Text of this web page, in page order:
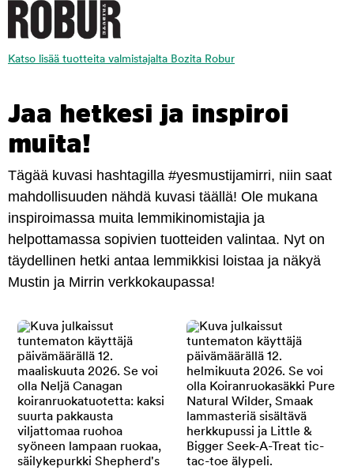
Katso lisää tuotteita valmistajalta Bozita Robur
Jaa hetkesi ja inspiroi
muita!
Tägää kuvasi hashtagilla #yesmustijamirri, niin saat
mahdollisuuden nähdä kuvasi täällä! Ole mukana
inspiroimassa muita lemmikinomistajia ja
helpottamassa sopivien tuotteiden valintaa. Nyt on
täydellinen hetki antaa lemmikkisi loistaa ja näkyä
Mustin ja Mirrin verkkokaupassa!